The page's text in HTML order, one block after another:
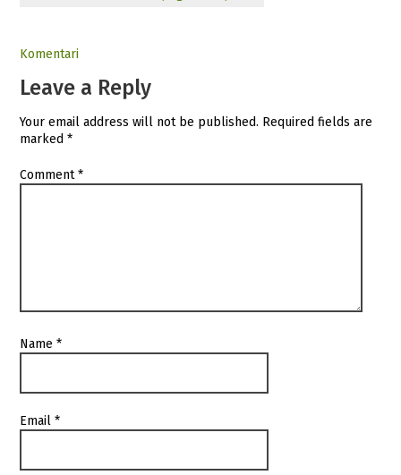
Komentari
Leave a Reply
Your email address will not be published. Required fields are
marked*
Comment*
Name*
Email*